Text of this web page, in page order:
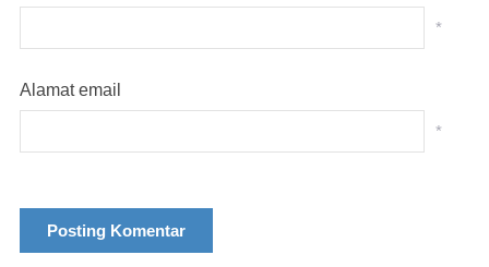
*
Alamat email
*